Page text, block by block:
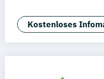
Betriebswirtschaft
Interkulturelle
Kostenloses